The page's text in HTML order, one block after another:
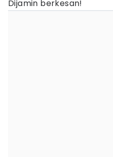
Dijamin berkesan!